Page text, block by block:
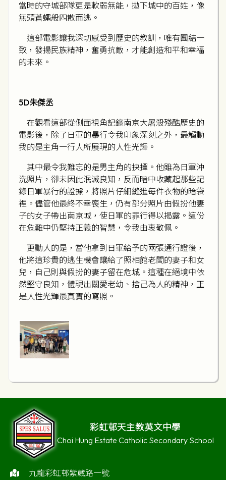
當時的守城部隊更是軟弱無能，拋下城中的百姓，像
無頭蒼蠅般四散而逃。
這部電影讓我深切感受到歷史的教訓，唯有團結一
致，發揚民族精神，奮勇抗敵，才能創造和平和幸福
的未來。
5D朱傑丞
在觀看這部從側面視角記錄南京大屠殺殘酷歷史的
電影後，除了日軍的暴行令我印象深刻之外，最觸動
我的是主角一行人所展現的人性光輝。
其中最令我難忘的是男主角的抉擇。他雖為日軍沖
洗照片，卻未因此泯滅良知，反而暗中收藏起那些記
錄日軍暴行的證據，將照片仔細縫進每件衣物的暗袋
裡。儘管他最終不幸喪生，仍有部分照片由假扮他妻
子的女子帶出南京城，使日軍的罪行得以揭露。這份
在危難中仍堅持正義的智慧，令我由衷敬佩。
更動人的是，當他拿到日軍給予的兩張通行證後，
他將這珍貴的逃生機會讓給了照相館老闆的妻子和女
兒，自己則與假扮的妻子留在危城。這種在絕境中依
然堅守良知，體現出關愛老幼、捨己為人的精神，正
是人性光輝最真實的寫照。
彩虹邨天主教英文中學
Choi Hung Estate Catholic Secondary School
九龍彩虹邨紫葳路一號